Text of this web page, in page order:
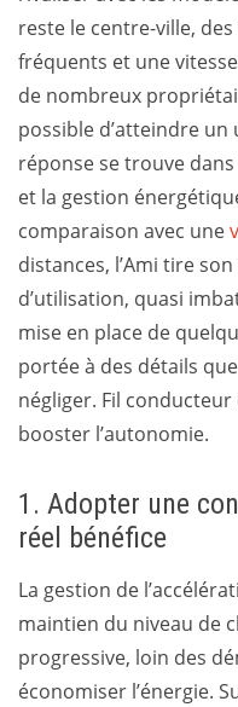
reste le centre-ville,
fréquents et une
de nombreux
possible d’atteindre un
réponse se trouve
et la gestion
comparaison avec une
distances, l’Ami tire
d’utilisation, quasi
mise en place de
portée à des détails
négliger. Fil
booster l’autonomie.
1. Adopter une
réel bénéfice
La gestion de
maintien du niveau de
progressive, loin des
économiser l’énergie.